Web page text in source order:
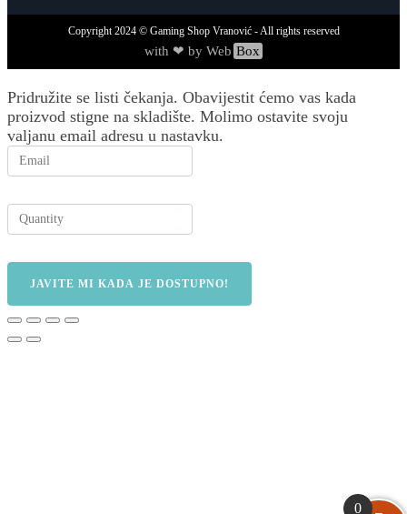
Copyright2024© Gaming Shop Vranović - All rights reserved
with ❤ by Web Box
0
Pridružite se listi čekanja. Obavijestit ćemo vas kada
proizvod stigne na skladište. Molimo ostavite svoju
valjanu email adresu u nastavku.
JAVITE MI KADA JE DOSTUPNO!